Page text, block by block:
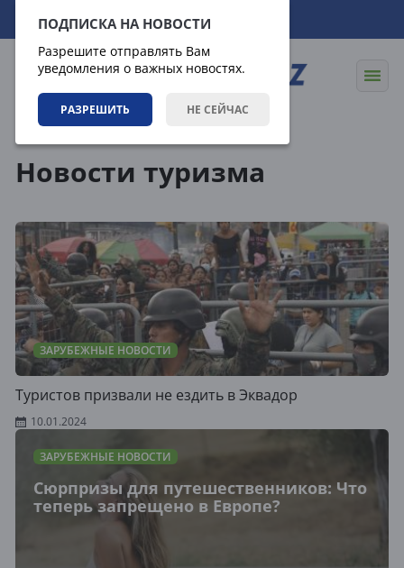
ПОДПИСКА НА НОВОСТИ
Разрешите отправлять Вам
уведомления о важных новостях.
РАЗРЕШИТЬ НЕ СЕЙЧАС
09.08.2026 02:05:41
Новости туризма
ЗАРУБЕЖНЫЕ НОВОСТИ
Туристов призвали не ездить в Эквадор
10.01.2024
ЗАРУБЕЖНЫЕ НОВОСТИ
Сюрпризы для путешественников: Что
теперь запрещено в Европе?